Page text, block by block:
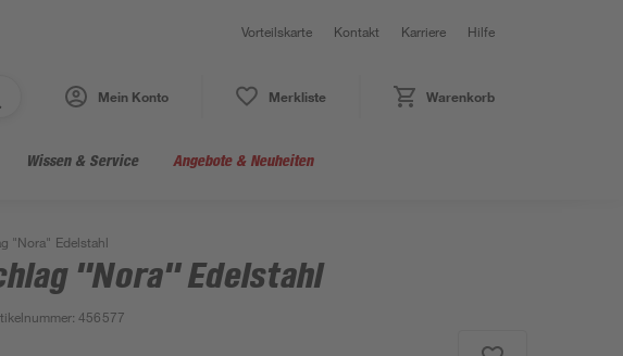
Vorteilskarte Kontakt Karriere Hilfe
Mein Konto Merkliste Warenkorb
Wissen & Service Angebote & Neuheiten
"Nora" Edelstahl
"Nora" Edelstahl
:456577